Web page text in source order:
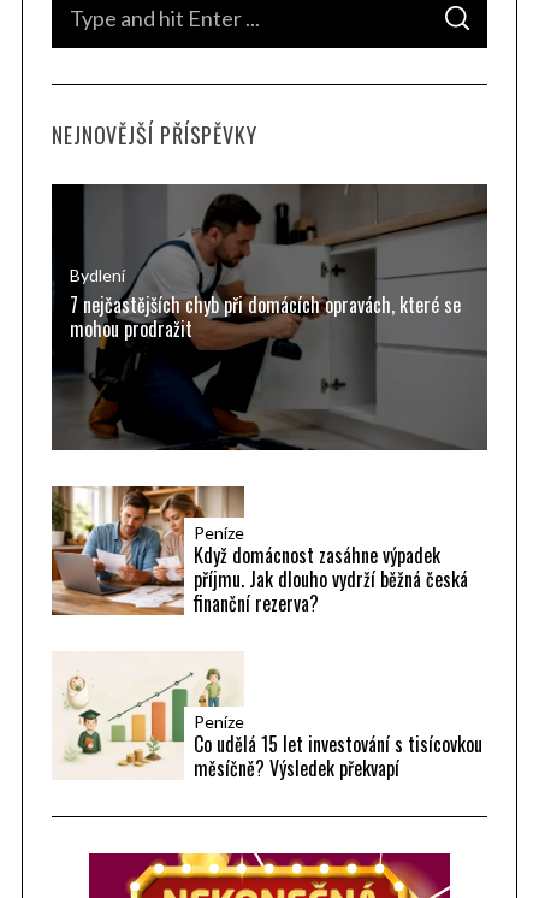
c
S
A
C
NEJNOVĚJŠÍ PŘÍSPĚVKY
Bydlení
7 nejčastějších chyb při domácích opravách, které se
mohou prodražit
Peníze
Když domácnost zasáhne výpadek
příjmu. Jak dlouho vydrží běžná česká
finanční rezerva?
Peníze
Co udělá 15 let investování s tisícovkou
měsíčně? Výsledek překvapí